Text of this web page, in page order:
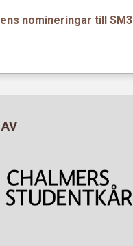
nomineringar till SM3